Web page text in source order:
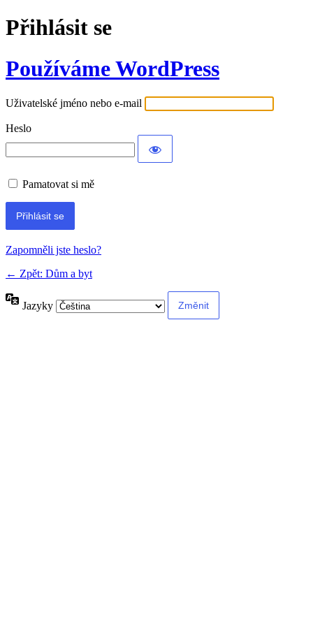
Přihlásit se
Používáme WordPress
Uživatelské jméno nebo e-mail
Heslo
Pamatovat si mě
Alternative:
Zapomněli jste heslo?
← Zpět: Dům a byt
Jazyky